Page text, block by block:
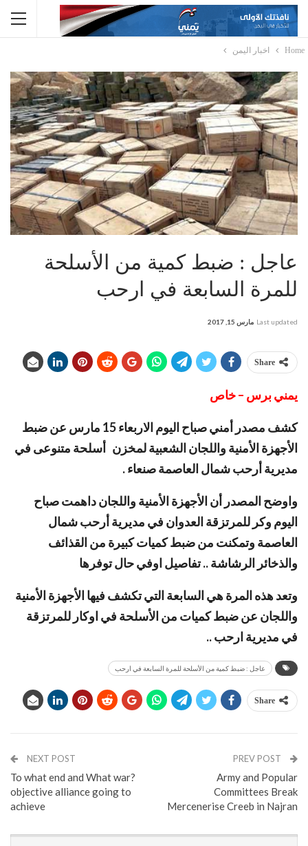
Home اخبار اليمن
عاجل : ضبط كمية من الأسلحة
للمرة السابعة في ارحب
Last updated مارس 15, 2017
Share
يمني برس – خاص
كشف مصدر أمني صباح اليوم الاربعاء 15 مارس عن ضبط
الأجهزة الأمنية واللجان الشعبية لمخزن أسلحة متنوعى في
مديرية أرحب شمال العاصمة صنعاء .
واوضح المصدر أن الأجهزة الأمنية واللجان داهمت صباح
اليوم وكر للمرتزقة العدوان في مديرية أرحب شمال
العاصمة وتمكنت من ضبط كميات كبيرة من القذائف
والذخائر الرشاشة .. تفاصيل اوفي حال توفرها
وتعد هذه المرة هي السابعة التي تكشف فيها الأجهزة الأمنية
واللجان عن ضبط كميات من الأسلحة في اوكار للمرتزقة
في مديرية ارحب ..
عاجل : ضبط كمية من الأسلحة للمرة السابعة في ارحب
Share
Army and Popular
Committees Break
Mercenerise Creeb in Najran
NEXT POST
?To what end and What war
objective alliance going to
achieve